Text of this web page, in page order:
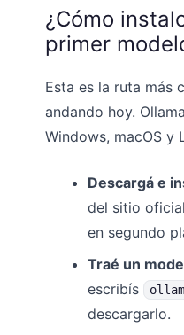
¿Cómo
primer
Esta es la ruta más
andando hoy.
Windows, macOS y
Descargá e
del sitio
en segundo
Traé un
escribís
descargarlo.